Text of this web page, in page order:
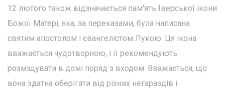
12 лютого також відзначається пам'ять Іверської ікони
Божої Матері, яка, за переказами, була написана
святим апостолом і євангелістом Лукою. Ця ікона
вважається чудотворною, і її рекомендують
розміщувати в домі поряд з входом. Вважається, що
вона здатна оберігати від різних негараздів і